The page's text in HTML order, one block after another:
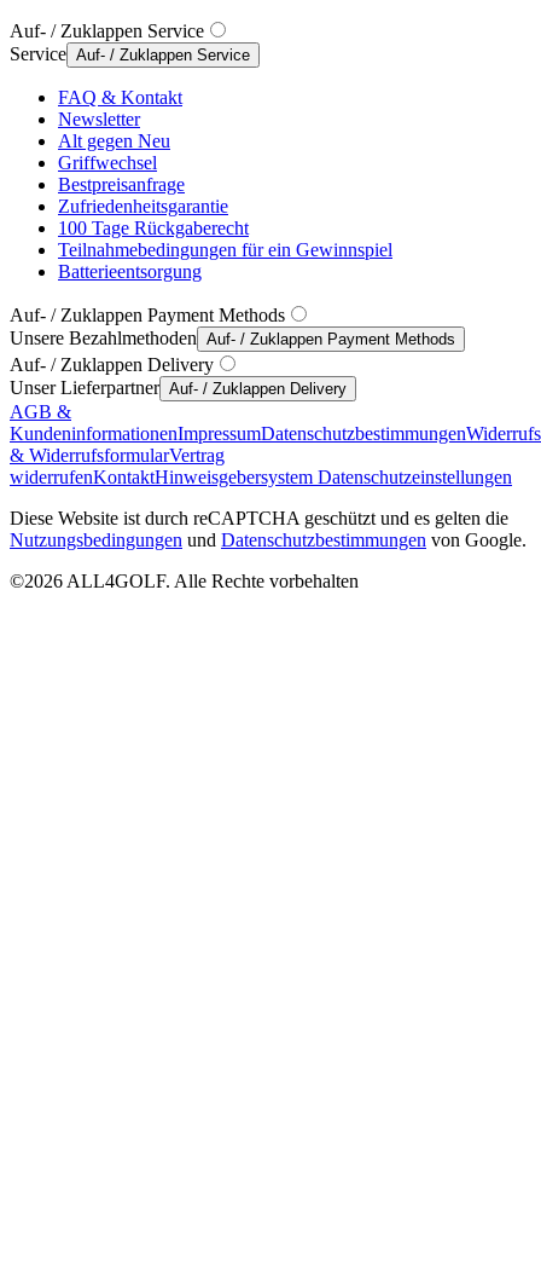
Auf- / Zuklappen Service
Service Auf- / Zuklappen Service
FAQ & Kontakt
Newsletter
Alt gegen Neu
Griffwechsel
Bestpreisanfrage
Zufriedenheitsgarantie
100 Tage Rückgaberecht
Teilnahmebedingungen für ein Gewinnspiel
Batterieentsorgung
Auf- / Zuklappen Payment Methods
Unsere Bezahlmethoden Auf- / Zuklappen Payment Methods
Auf- / Zuklappen Delivery
Unser Lieferpartner Auf- / Zuklappen Delivery
AGB &
KundeninformationenImpressumDatenschutzbestimmungen
& WiderrufsformularVertrag
widerrufenKontaktHinweisgebersystem Datenschutzeinstellungen
Diese Website ist durch reCAPTCHA geschützt und es gelten die
Nutzungsbedingungen und Datenschutzbestimmungen von Google.
©2026 ALL4GOLF. Alle Rechte vorbehalten